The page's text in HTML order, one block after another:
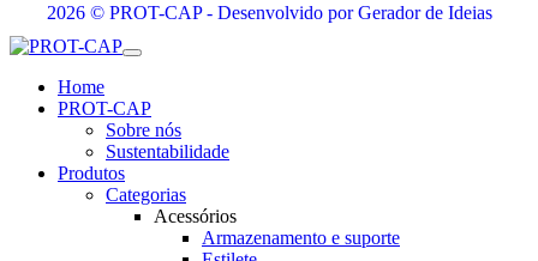
2026 © PROT-CAP - Desenvolvido por Gerador de Ideias
Home
PROT-CAP
Sobre nós
Sustentabilidade
Produtos
Categorias
Acessórios
Armazenamento e suporte